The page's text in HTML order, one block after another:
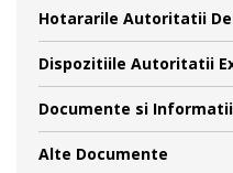
Hotararile Autoritatii
Dispozitiile Autoritatii
Documente si
Alte Documente